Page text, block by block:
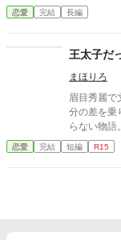
ランが王子
リリア・エ
やし、婚約
恋愛 完結 長編
王太子だ
まほりろ
眉目秀麗で
分の差を
らない物語。 ※小説家になろう、カクヨム、エブリスタに
してます。 「Copyright（C）2022-九頭竜坂まほろん」 ※無断転
載を禁止し
恋愛 完結 短編 R15